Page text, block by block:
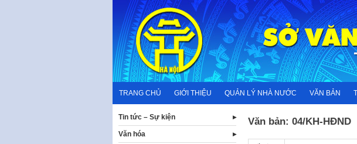
content
TRANG CHỦ GIỚI THIỆU QUẢN LÝ NHÀ NƯỚC VĂN BẢN
Văn bản: 04/KH-HĐND
Tin tức – Sự kiện
Văn hóa